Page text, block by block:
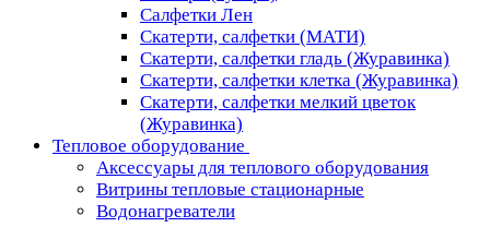
Салфетки Лен
Скатерти, салфетки (МАТИ)
Скатерти, салфетки гладь (Журавинка)
Скатерти, салфетки клетка (Журавинка)
Скатерти, салфетки мелкий цветок
(Журавинка)
Тепловое оборудование
Аксессуары для теплового оборудования
Витрины тепловые стационарные
Водонагреватели